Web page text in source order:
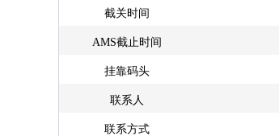
截关时间
AMS截止时间
挂靠码头
联系人
联系方式